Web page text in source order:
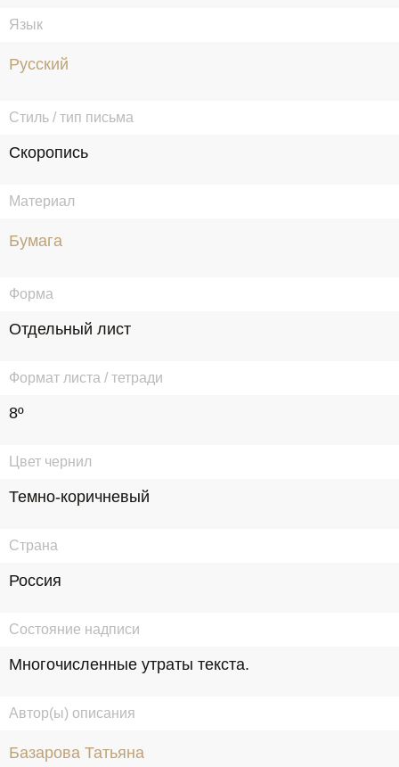
Язык
Русский
Стиль / тип письма
Скоропись
Материал
Бумага
Форма
Отдельный лист
Формат листа / тетради
8º
Цвет чернил
Темно-коричневый
Страна
Россия
Состояние надписи
Многочисленные утраты текста.
Автор(ы) описания
Базарова Татьяна